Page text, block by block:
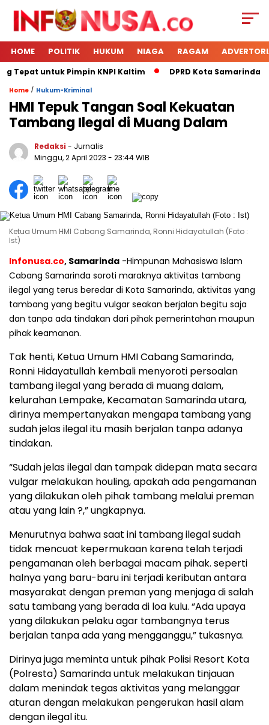
HOME POLITIK HUKUM NIAGA RAGAM
Tepat untuk Pimpin KNPI Kaltim DPRD Kota Samarinda
Home / Hukum-Kriminal
HMI Tepuk Tangan Soal Kekuatan
Tambang Ilegal di Muang Dalam
Redaksi - Jurnalis
Minggu, 2 April 2023 - 23:44 WIB
Ketua Umum HMI Cabang Samarinda, Ronni Hidayatullah (Foto :
Ist)
Infonusa.co, Samarinda -Himpunan Mahasiswa Islam
Cabang Samarinda soroti maraknya aktivitas tambang
ilegal yang terus beredar di Kota Samarinda, aktivitas yang
tambang yang begitu vulgar seakan berjalan begitu saja
dan tanpa ada tindakan dari pihak pemerintahan maupun
pihak keamanan.
Tak henti, Ketua Umum HMI Cabang Samarinda,
Ronni Hidayatullah kembali menyoroti persoalan
tambang ilegal yang berada di muang dalam,
kelurahan Lempake, Kecamatan Samarinda utara,
dirinya mempertanyakan mengapa tambang yang
sudah jelas ilegal itu masih berjalan tanpa adanya
tindakan.
“Sudah jelas ilegal dan tampak didepan mata secara
vulgar melakukan houling, apakah ada pengamanan
yang dilakukan oleh pihak tambang melalui preman
atau yang lain ?,” ungkapnya.
Menurutnya bahwa saat ini tambang ilegal sudah
tidak mencuat kepermukaan karena telah terjadi
pengamanan oleh berbagai macam pihak. seperti
halnya yang baru-baru ini terjadi keributan antara
masyarakat dengan preman yang menjaga di salah
satu tambang yang berada di loa kulu. “Ada upaya
yang dilakukan pelaku agar tambangnya terus
berjalan tanpa ada yang mengganggu,” tukasnya.
Dirinya juga meminta untuk pihak Polisi Resort Kota
(Polresta) Samarinda untuk melakukan tinjauan
dalam menindak tegas aktivitas yang melanggar
aturan dengan melakukan pengerukan hasil alam
dengan ilegal itu.